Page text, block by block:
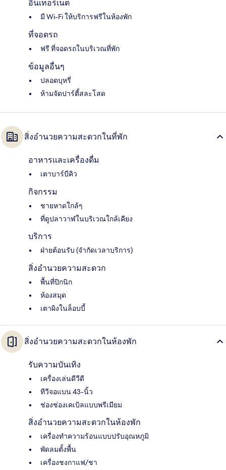
อินเทอร์เน็ต
มี Wi-Fi ให้บริการฟรีในห้องพัก
ที่จอดรถ
ฟรี ที่จอดรถในบริเวณที่พัก
ข้อมูลอื่นๆ
ปลอดบุหรี่
ห้ามจัดปาร์ตี้สละโสด
สิ่งอำนวยความสะดวกในที่พัก
อาหารและเครื่องดื่ม
เตาบาร์บีคิว
กิจกรรม
ชายหาดใกล้ๆ
ที่ดูปลาวาฬในบริเวณใกล้เคียง
บริการ
ฝ่ายต้อนรับ (จำกัดเวลาบริการ)
สิ่งอำนวยความสะดวก
พื้นที่ปิกนิก
ห้องสมุด
เตาผิงในล็อบบี้
สิ่งอำนวยความสะดวกในห้องพัก
รับความบันเทิง
เครื่องเล่นดีวีดี
ทีวีจอแบน 43-นิ้ว
ช่องช่องเคเบิลแบบพรีเมียม
สิ่งอำนวยความสะดวกในห้องพัก
เครื่องทำความร้อนแบบปรับอุณหภูมิ
พัดลมตั้งพื้น
เครื่องชงกาแฟ/ชา